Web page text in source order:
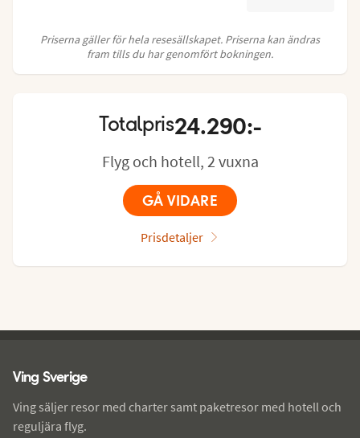
Priserna gäller för hela resesällskapet. Priserna kan ändras
fram tills du har genomfört bokningen.
Totalpris24.290:-
Flyg och hotell, 2 vuxna
GÅ VIDARE
Prisdetaljer
Ving Sverige
Ving säljer resor med charter samt paketresor med hotell och
reguljära flyg.